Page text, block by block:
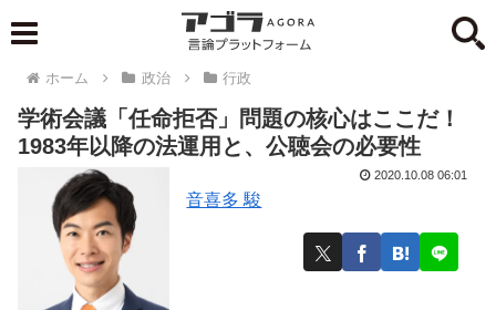
ホーム 政治 行政
学術会議「任命拒否」問題の核心はここだ！
1983年以降の法運用と、公聴会の必要性
音喜多 駿
2020.10.08 06:01